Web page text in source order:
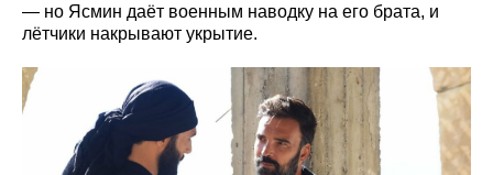
— но Ясмин даёт военным наводку на его брата, и
лётчики накрывают укрытие.